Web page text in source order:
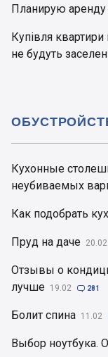
Планирую
Купівля
не будуть
Кухонные
неубиваемых
Как подобрать
Пруд на даче 20.02
Отзывы о
лучше 19.02  281
Болит спина 11.02
Выбор ноутбука.